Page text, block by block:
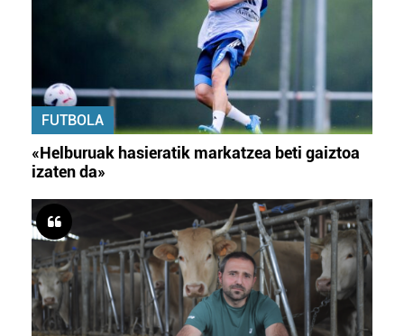
FUTBOLA
«Helburuak hasieratik markatzea beti gaiztoa
izaten da»